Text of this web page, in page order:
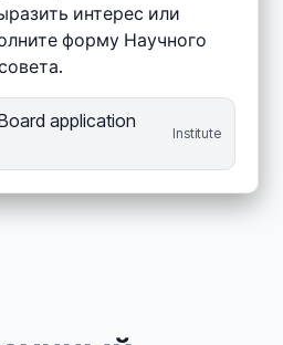
интерес или
форму Научного
application
Institute